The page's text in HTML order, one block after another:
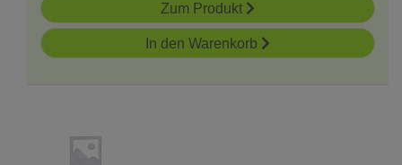
Zum Produkt
In den Warenkorb